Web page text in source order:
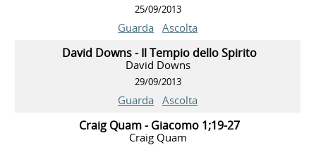
25/09/2013
Guarda Ascolta
David Downs - Il Tempio dello Spirito
David Downs
29/09/2013
Guarda Ascolta
Craig Quam - Giacomo 1;19-27
Craig Quam